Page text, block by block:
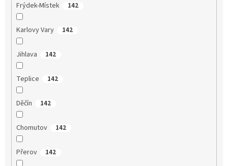
Frýdek-Místek 142
Karlovy Vary 142
Jihlava 142
Teplice 142
Děčín 142
Chomutov 142
Přerov 142